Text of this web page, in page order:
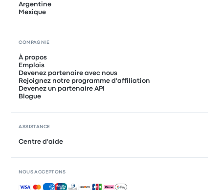
Argentine
Mexique
COMPAGNIE
À propos
Emplois
Devenez partenaire avec nous
Rejoignez notre programme d'affiliation
Devenez un partenaire API
Blogue
ASSISTANCE
Centre d'aide
NOUS ACCEPTONS
Paiements acceptés